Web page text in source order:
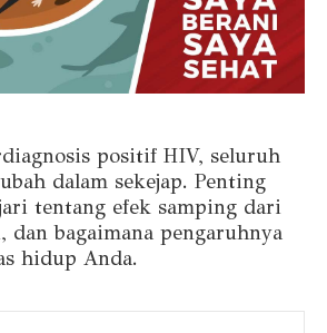
positif HIV, seluruh
dalam sekejap. Penting
tentang efek samping dari
bagaimana pengaruhnya
hidup Anda.